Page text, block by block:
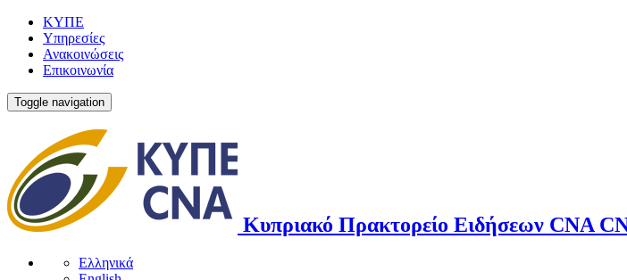
ΚΥΠΕ
Υπηρεσίες
Ανακοινώσεις
Επικοινωνία
Toggle navigation
Κυπριακό Πρακτορείο Ειδήσεων CNA
Ελληνικά